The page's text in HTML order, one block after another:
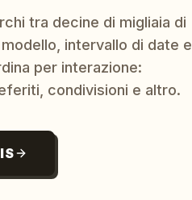
tra decine di migliaia di
intervallo di date e
per interazione:
condivisioni e altro.